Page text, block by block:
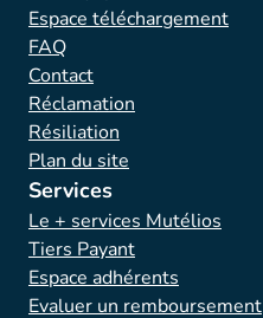
Espace téléchargement
FAQ
Contact
Réclamation
Résiliation
Plan du site
Services
Le + services Mutélios
Tiers Payant
Espace adhérents
Evaluer un remboursement